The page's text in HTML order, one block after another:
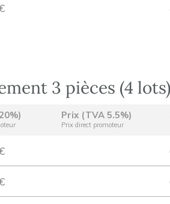
3 pièces (4 lots)
Prix (TVA 5.5%)
Prix direct promoteur